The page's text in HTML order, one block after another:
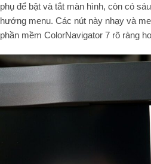
phụ để bật và tắt màn hình, còn có
hướng menu. Các nút này nhạy và
phần mềm ColorNavigator 7 rõ ràng